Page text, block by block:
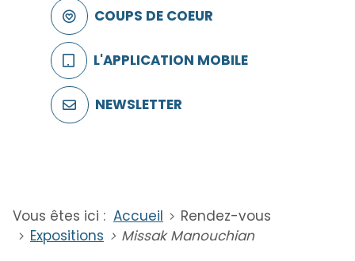
COUPS DE COEUR
L'APPLICATION MOBILE
NEWSLETTER
Vous êtes ici : Accueil
Rendez-vous
Expositions
Missak Manouchian